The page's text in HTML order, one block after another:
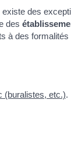
des
des
à des
(buralistes, etc.).